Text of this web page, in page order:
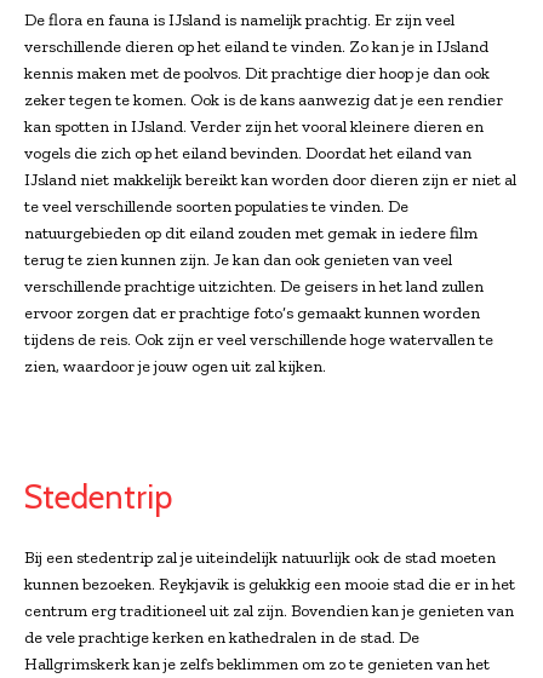
De flora en fauna is IJsland is namelijk prachtig. Er zijn veel
verschillende dieren op het eiland te vinden. Zo kan je in IJsland
kennis maken met de poolvos. Dit prachtige dier hoop je dan ook
zeker tegen te komen. Ook is de kans aanwezig dat je een rendier
kan spotten in IJsland. Verder zijn het vooral kleinere dieren en
vogels die zich op het eiland bevinden. Doordat het eiland van
IJsland niet makkelijk bereikt kan worden door dieren zijn er niet al
te veel verschillende soorten populaties te vinden. De
natuurgebieden op dit eiland zouden met gemak in iedere film
terug te zien kunnen zijn. Je kan dan ook genieten van veel
verschillende prachtige uitzichten. De geisers in het land zullen
ervoor zorgen dat er prachtige foto’s gemaakt kunnen worden
tijdens de reis. Ook zijn er veel verschillende hoge watervallen te
zien, waardoor je jouw ogen uit zal kijken.
Stedentrip
Bij een stedentrip zal je uiteindelijk natuurlijk ook de stad moeten
kunnen bezoeken. Reykjavik is gelukkig een mooie stad die er in het
centrum erg traditioneel uit zal zijn. Bovendien kan je genieten van
de vele prachtige kerken en kathedralen in de stad. De
Hallgrimskerk kan je zelfs beklimmen om zo te genieten van het